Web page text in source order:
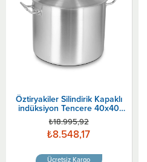
Öztiryakiler Silindirik Kapaklı
indüksiyon Tencere 40x40
Cm
₺8.548,17
₺18.995,92
Ücretsiz Kargo